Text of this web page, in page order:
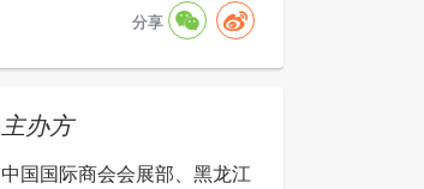
分享
主办方
中国国际商会会展部、黑龙江